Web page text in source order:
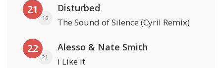
21
16
Disturbed
The Sound of Silence (Cyril Remix)
22
21
Alesso & Nate Smith
i Like It